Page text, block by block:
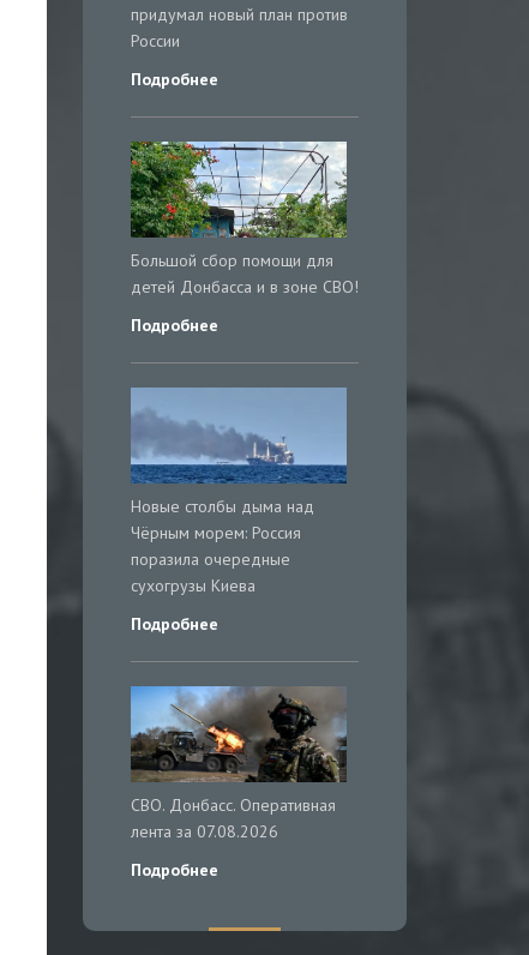
придумал новый план против
России
Подробнее
Большой сбор помощи для
детей Донбасса и в зоне СВО!
Подробнее
Новые столбы дыма над
Чёрным морем: Россия
поразила очередные
сухогрузы Киева
Подробнее
СВО. Донбасс. Оперативная
лента за 07.08.2026
Подробнее